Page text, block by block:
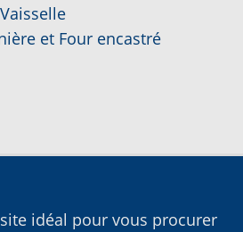
?
et Four encastré
idéal pour vous procurer